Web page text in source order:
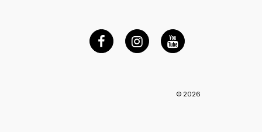
© 2026